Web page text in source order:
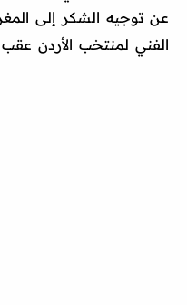
عن توجيه الشكر إلى
الفني لمنتخب الأردن